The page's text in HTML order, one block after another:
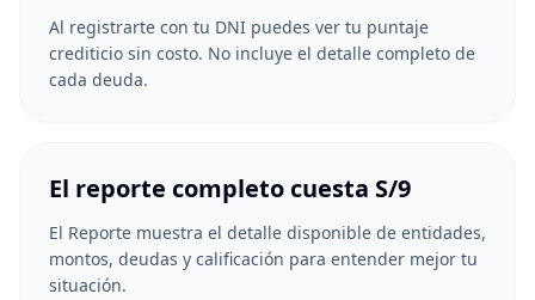
Al registrarte con tu DNI puedes ver tu puntaje
crediticio sin costo. No incluye el detalle completo de
cada deuda.
El reporte completo cuesta S/9
El Reporte muestra el detalle disponible de entidades,
montos, deudas y calificación para entender mejor tu
situación.